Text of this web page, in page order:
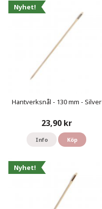
Nyhet!
Hantverksnål - 130 mm - Silver
23,90 kr
Info Köp
Nyhet!